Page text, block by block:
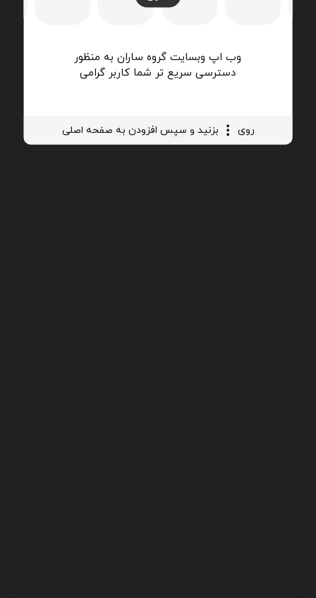
وب اپ وبسایت گروه ساران به منظور
دسترسی سریع تر شما کاربر گرامی
روی بزنید و سپس افزودن به صفحه اصلی